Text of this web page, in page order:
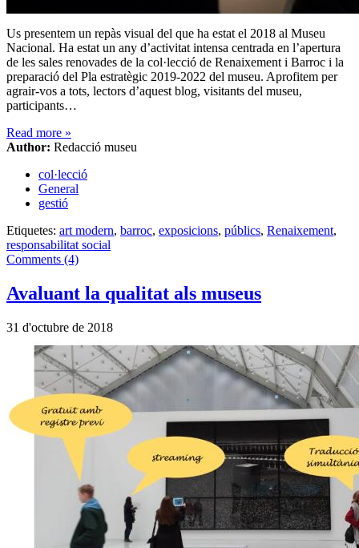
Us presentem un repàs visual del que ha estat el 2018 al Museu
Nacional. Ha estat un any d’activitat intensa centrada en l’apertura
de les sales renovades de la col·lecció de Renaixement i Barroc i la
preparació del Pla estratègic 2019-2022 del museu. Aprofitem per
agrair-vos a tots, lectors d’aquest blog, visitants del museu,
participants…
Read more »
Author: Redacció museu
col·lecció
General
gestió
Etiquetes: art modern, barroc, exposicions, públics, Renaixement,
responsabilitat social
Comments (4)
Avaluant la qualitat als museus
31 d'octubre de 2018